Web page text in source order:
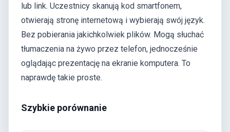
lub link. Uczestnicy skanują kod smartfonem,
otwierają stronę internetową i wybierają swój język.
Bez pobierania jakichkolwiek plików. Mogą słuchać
tłumaczenia na żywo przez telefon, jednocześnie
oglądając prezentację na ekranie komputera. To
naprawdę takie proste.
Szybkie porównanie